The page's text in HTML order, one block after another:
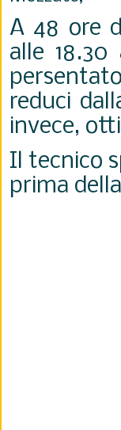
A 48 ore
alle
reduci
invece,
Il tecnico
prima